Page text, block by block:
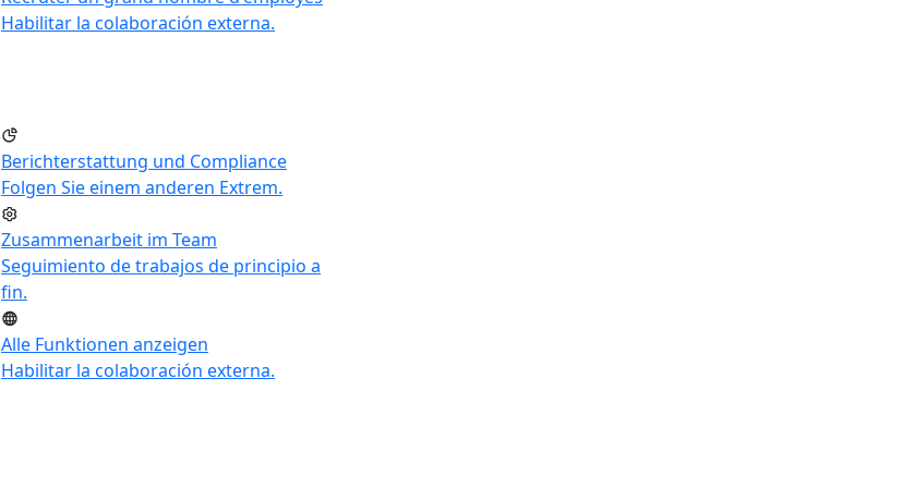
Habilitar la colaboración externa.
Berichterstattung und Compliance
Folgen Sie einem anderen Extrem.
Zusammenarbeit im Team
Seguimiento de trabajos de principio a
fin.
Alle Funktionen anzeigen
Habilitar la colaboración externa.